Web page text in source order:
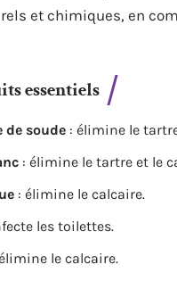
et chimiques, en
essentiels
de soude : élimine le
: élimine le tartre et le
: élimine le calcaire.
les toilettes.
le calcaire.